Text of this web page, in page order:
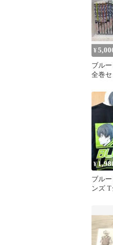
¥
ブル
全巻セ
¥
ブル
ンズ